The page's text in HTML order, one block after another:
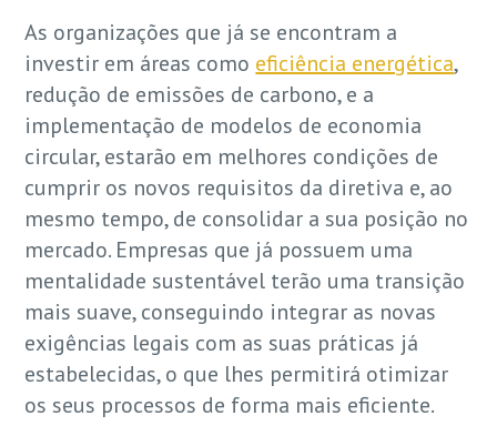
As organizações que já se encontram a
investir em áreas como eficiência energética,
redução de emissões de carbono, e a
implementação de modelos de economia
circular, estarão em melhores condições de
cumprir os novos requisitos da diretiva e, ao
mesmo tempo, de consolidar a sua posição no
mercado. Empresas que já possuem uma
mentalidade sustentável terão uma transição
mais suave, conseguindo integrar as novas
exigências legais com as suas práticas já
estabelecidas, o que lhes permitirá otimizar
os seus processos de forma mais eficiente.